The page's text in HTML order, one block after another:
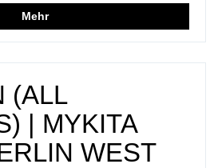
Mehr
(ALL
| MYKITA
WEST